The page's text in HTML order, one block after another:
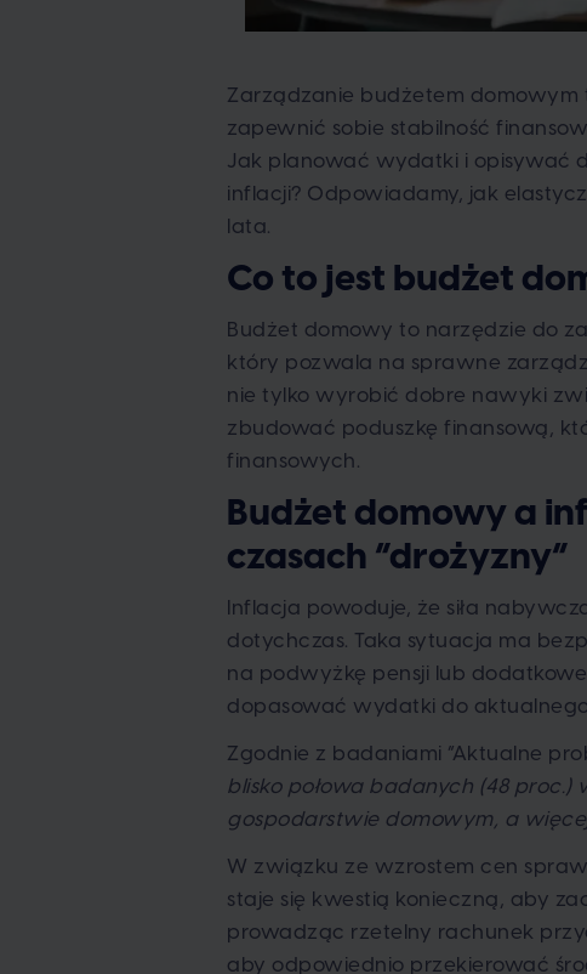
Zarządzanie budżetem domowym
zapewnić sobie stabilność
Jak planować wydatki i opisywać
inflacji? Odpowiadamy, jak
lata.
Co to jest budżet
Budżet domowy to narzędzie do
który pozwala na sprawne
nie tylko wyrobić dobre nawyki
zbudować poduszkę finansową,
finansowych.
Budżet domowy a
czasach “drożyzny”
Inflacja powoduje, że siła
dotychczas. Taka sytuacja ma
na podwyżkę pensji lub
dopasować wydatki do
Zgodnie z badaniami “Aktualne
blisko połowa badanych (48
gospodarstwie domowym, a
W związku ze wzrostem cen
staje się kwestią konieczną, aby
prowadząc rzetelny rachunek
aby odpowiednio przekierować